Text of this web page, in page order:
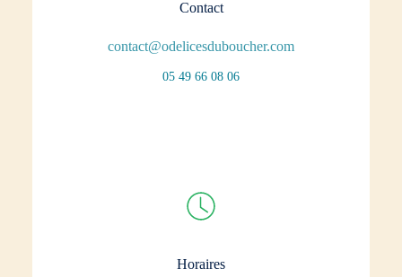
Contact
contact@odelicesduboucher.com
05 49 66 08 06
Horaires